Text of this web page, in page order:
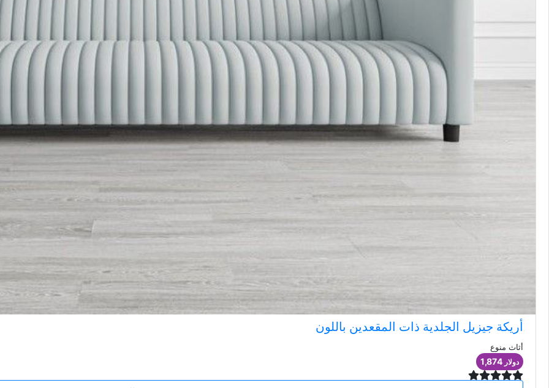
أريكة جيزيل الجلدية ذات المقعدين باللون
أثاث منوع
1,874 دولار